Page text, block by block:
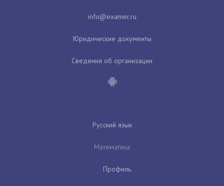
Юридические документы
Сведения об организации
Русский язык
Математика
Профиль